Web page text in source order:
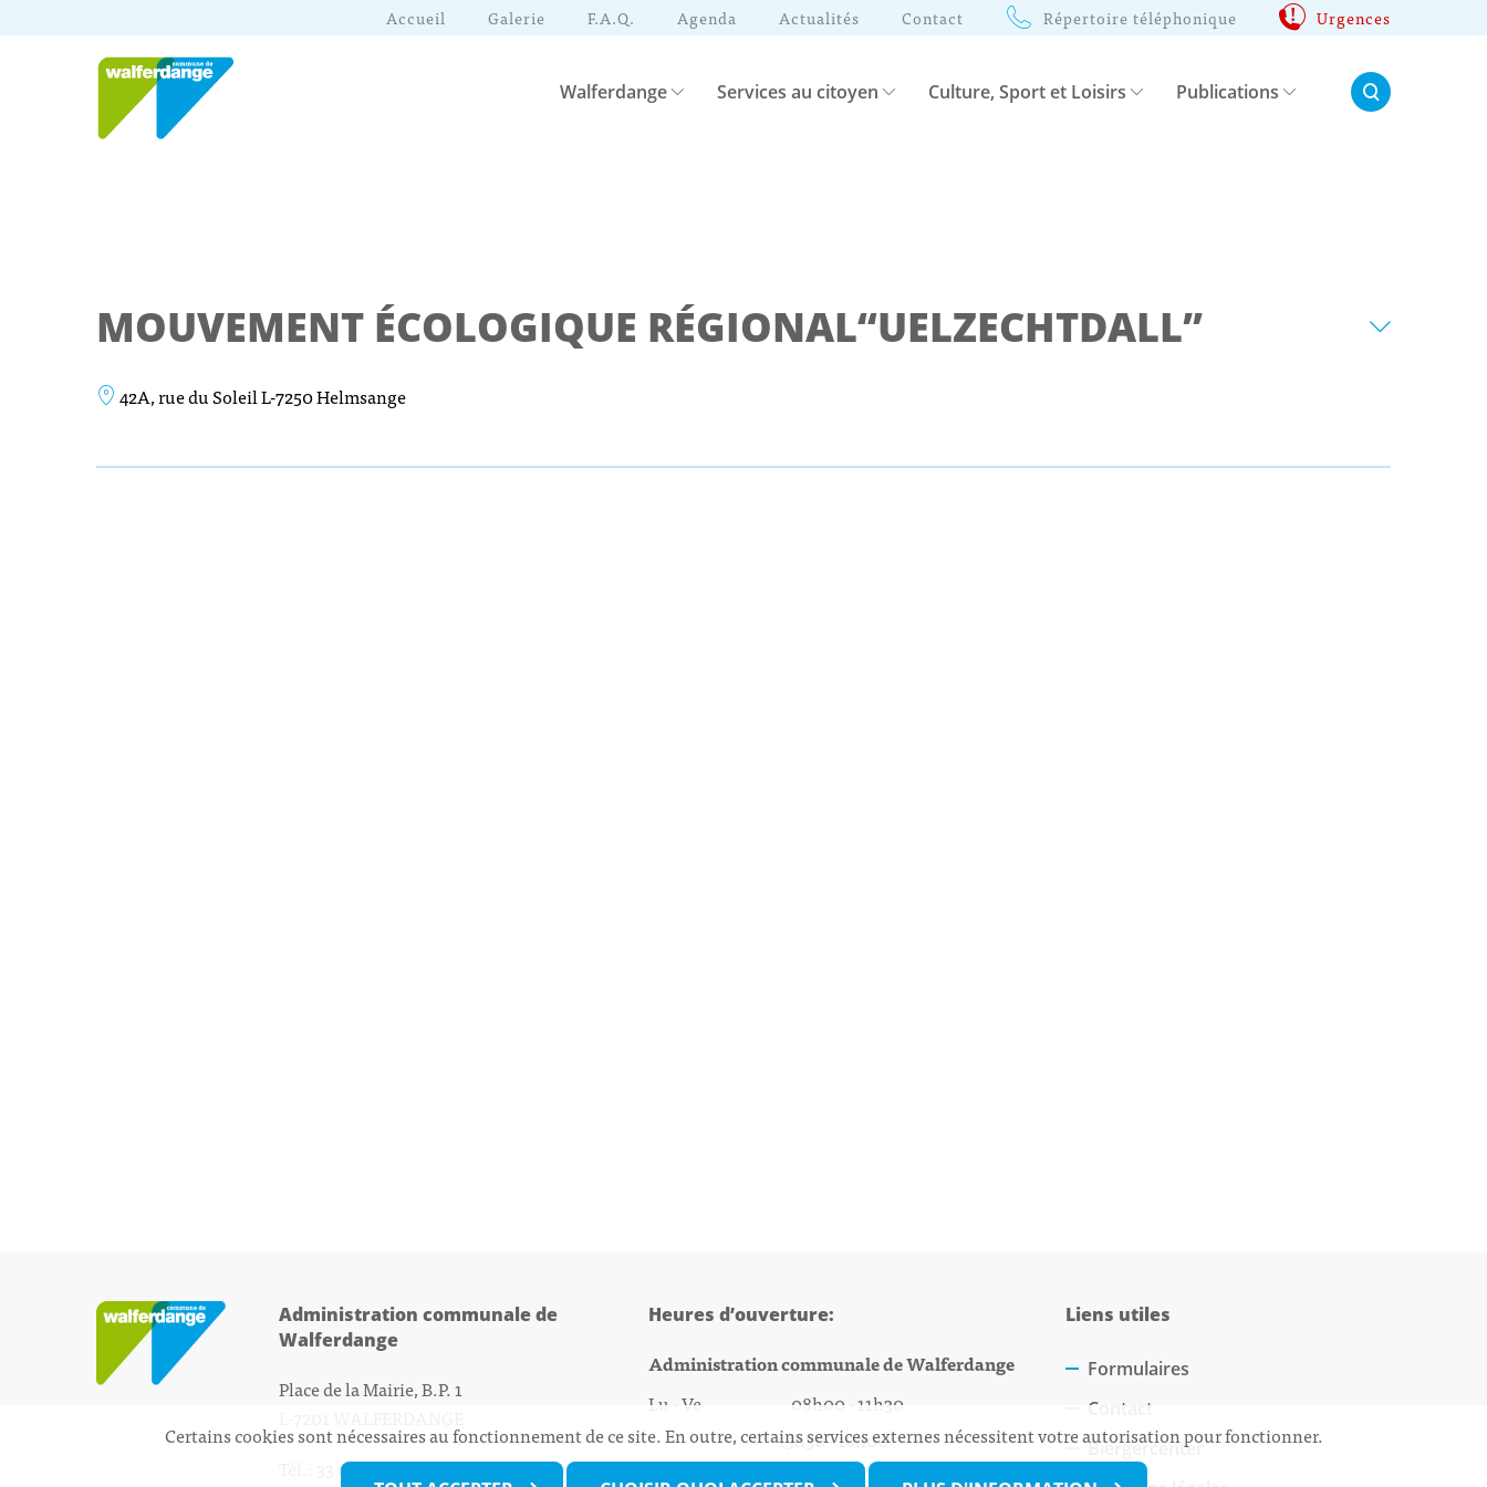
Accueil Galerie F.A.Q. Agenda Actualités Contact Répertoire téléphonique Urgences
Walferdange Services au citoyen Culture, Sport et Loisirs Publications Rechercher:
MOUVEMENT ÉCOLOGIQUE RÉGIONAL“UELZECHTDALL”
42A, rue du Soleil L-7250 Helmsange
Administration communale de
Walferdange
Place de la Mairie, B.P. 1
Tél.: 33 01 44 - 1secretariat@walfer.lu
Heures d’ouverture:
Administration communale de Walferdange
Lu - Ve 08h00 - 11h30
13h30 - 16h00
Biergercenter
Liens utiles
Formulaires
Contact
Biergercenter
Certains cookies sont nécessaires au fonctionnement de ce site. En outre, certains services externes nécessitent votre autorisation pour fonctionner.